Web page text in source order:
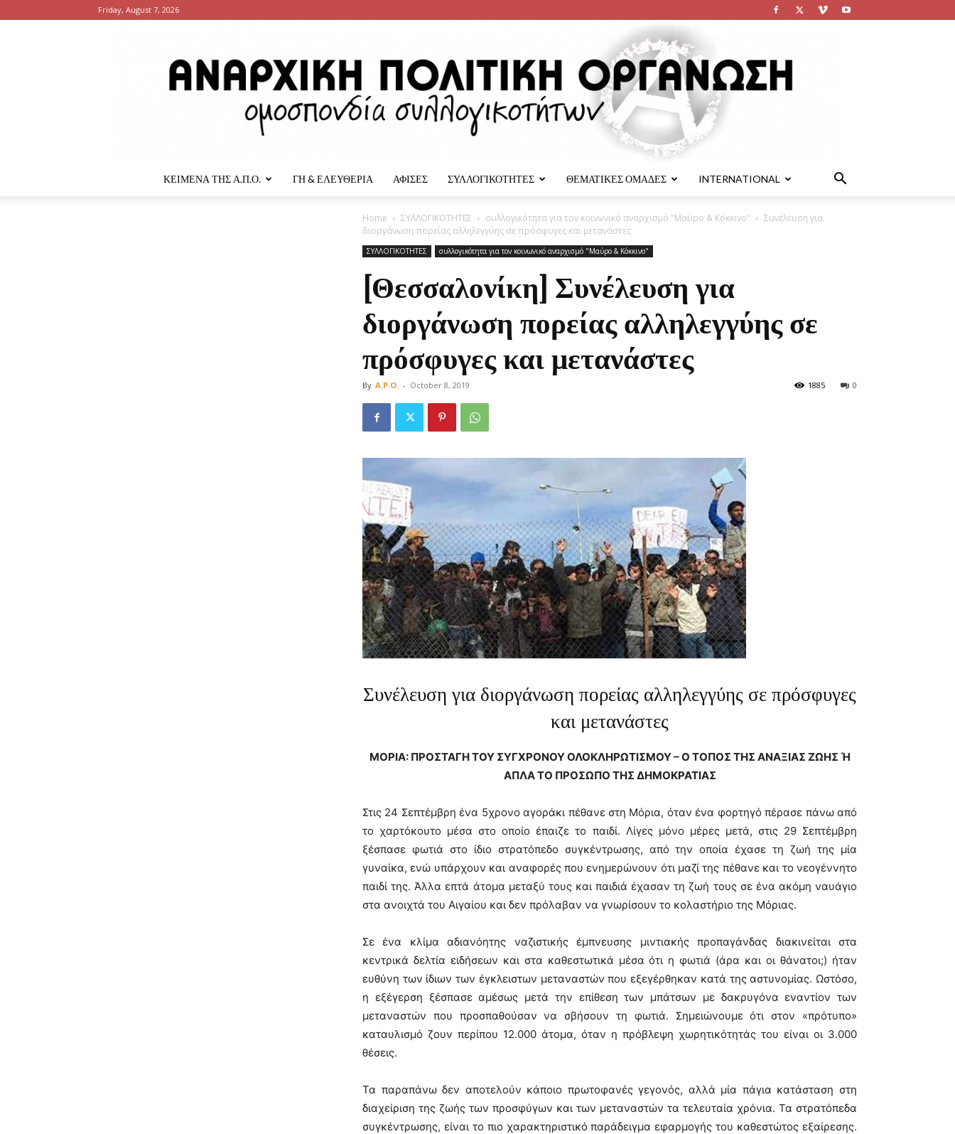
Friday, August 7, 2026
Πολιτική
ΚΕΙΜΕΝΑ ΤΗΣ Α.Π.Ο. ΓΗ & ΕΛΕΥΘΕΡΙΑ ΑΦΙΣΕΣ ΣΥΛΛΟΓΙΚΟΤΗΤΕΣ ΘΕΜΑΤΙΚΕΣ ΟΜΑΔΕΣ INTERNATIONAL
Home ΣΥΛΛΟΓΙΚΟΤΗΤΕΣ συλλογικότητα για τον κοινωνικό αναρχισμό "Μαύρο & Κόκκινο"
Συνέλευση για
διοργάνωση πορείας αλληλεγγύης σε πρόσφυγες και μετανάστες
ΣΥΛΛΟΓΙΚΟΤΗΤΕΣ συλλογικότητα για τον κοινωνικό αναρχισμό "Μαύρο & Κόκκινο"
[Θεσσαλονίκη] Συνέλευση για
διοργάνωση πορείας αλληλεγγύης σε
πρόσφυγες και μετανάστες
By A.P.O. - October 8, 2019 0
1885
Συνέλευση για διοργάνωση πορείας αλληλεγγύης σε πρόσφυγες
και μετανάστες
ΜΟΡΙΑ: ΠΡΟΣΤΑΓΗ ΤΟΥ ΣΥΓΧΡΟΝΟΥ ΟΛΟΚΛΗΡΩΤΙΣΜΟΥ – Ο ΤΟΠΟΣ ΤΗΣ ΑΝΑΞΙΑΣ ΖΩΗΣ Ή
ΑΠΛΑ ΤΟ ΠΡΟΣΩΠΟ ΤΗΣ ΔΗΜΟΚΡΑΤΙΑΣ
Στις 24 Σεπτέμβρη ένα 5χρονο αγοράκι πέθανε στη Μόρια, όταν ένα φορτηγό πέρασε πάνω από
το χαρτόκουτο μέσα στο οποίο έπαιζε το παιδί. Λίγες μόνο μέρες μετά, στις 29 Σεπτέμβρη
ξέσπασε φωτιά στο ίδιο στρατόπεδο συγκέντρωσης, από την οποία έχασε τη ζωή της μία
γυναίκα, ενώ υπάρχουν και αναφορές που ενημερώνουν ότι μαζί της πέθανε και το νεογέννητο
παιδί της. Άλλα επτά άτομα μεταξύ τους και παιδιά έχασαν τη ζωή τους σε ένα ακόμη ναυάγιο
στα ανοιχτά του Αιγαίου και δεν πρόλαβαν να γνωρίσουν το κολαστήριο της Μόριας.
Σε ένα κλίμα αδιανόητης ναζιστικής έμπνευσης μιντιακής προπαγάνδας διακινείται στα
κεντρικά δελτία ειδήσεων και στα καθεστωτικά μέσα ότι η φωτιά (άρα και οι θάνατοι;) ήταν
ευθύνη των ίδιων των έγκλειστων μεταναστών που εξεγέρθηκαν κατά της αστυνομίας. Ωστόσο,
η εξέγερση ξέσπασε αμέσως μετά την επίθεση των μπάτσων με δακρυγόνα εναντίον των
μεταναστών που προσπαθούσαν να σβήσουν τη φωτιά. Σημειώνουμε ότι στον «πρότυπο»
καταυλισμό ζουν περίπου 12.000 άτομα, όταν η πρόβλεψη χωρητικότητάς του είναι οι 3.000
θέσεις.
Τα παραπάνω δεν αποτελούν κάποιο πρωτοφανές γεγονός, αλλά μία πάγια κατάσταση στη
διαχείριση της ζωής των προσφύγων και των μεταναστών τα τελευταία χρόνια. Τα στρατόπεδα
συγκέντρωσης, είναι το πιο χαρακτηριστικό παράδειγμα εφαρμογής του καθεστώτος εξαίρεσης.